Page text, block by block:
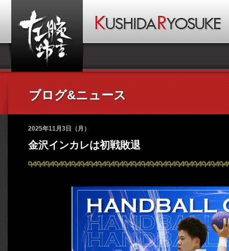
ブログ&ニュース
2025年11月3日（月）
金沢インカレは初戦敗退